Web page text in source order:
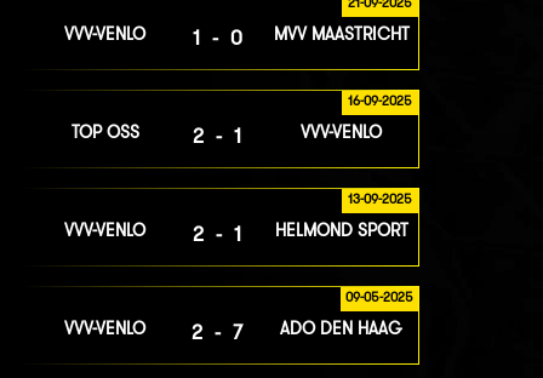
VVV-VENLO 1-0 MVV MAASTRICHT
16-09-2025
TOP OSS 2-1 VVV-VENLO
13-09-2025
VVV-VENLO 2-1 HELMOND SPORT
09-05-2025
VVV-VENLO 2-7 ADO DEN HAAG